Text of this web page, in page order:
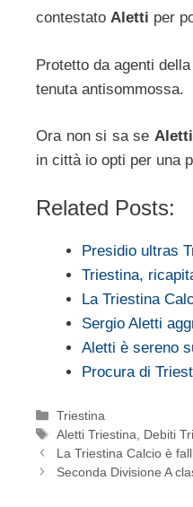
contestato Aletti per
Protetto da agenti della
tenuta antisommossa.
Ora non si sa se Aletti
in città io opti per una
Related Posts:
Presidio ultras
Triestina,
La Triestina
Sergio Aletti
Aletti è sereno
Procura di
Categorie
Triestina
Tag
Aletti Triestina Debiti
La Triestina Calcio è
Seconda Divisione A